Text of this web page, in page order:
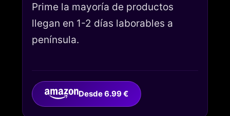
Prime la mayoría de productos
llegan en 1-2 días laborables a
península.
Desde 6.99 €